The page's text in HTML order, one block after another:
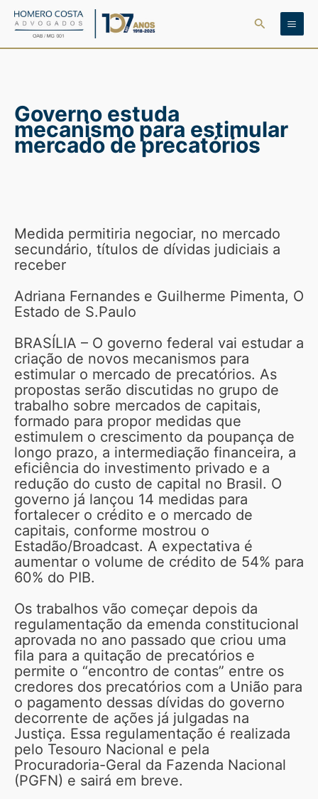
para
Pesquisar
Governo estuda
mecanismo para estimular
mercado de precatórios
Medida permitiria negociar, no mercado
secundário, títulos de dívidas judiciais a
receber
Adriana Fernandes e Guilherme Pimenta, O
Estado de S.Paulo
BRASÍLIA – O governo federal vai estudar a
criação de novos mecanismos para
estimular o mercado de precatórios. As
propostas serão discutidas no grupo de
trabalho sobre mercados de capitais,
formado para propor medidas que
estimulem o crescimento da poupança de
longo prazo, a intermediação financeira, a
eficiência do investimento privado e a
redução do custo de capital no Brasil. O
governo já lançou 14 medidas para
fortalecer o crédito e o mercado de
capitais, conforme mostrou o
Estadão/Broadcast. A expectativa é
aumentar o volume de crédito de 54% para
60% do PIB.
Os trabalhos vão começar depois da
regulamentação da emenda constitucional
aprovada no ano passado que criou uma
fila para a quitação de precatórios e
permite o “encontro de contas” entre os
credores dos precatórios com a União para
o pagamento dessas dívidas do governo
decorrente de ações já julgadas na
Justiça. Essa regulamentação é realizada
pelo Tesouro Nacional e pela
Procuradoria-Geral da Fazenda Nacional
(PGFN) e sairá em breve.